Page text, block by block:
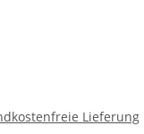
Lieferung